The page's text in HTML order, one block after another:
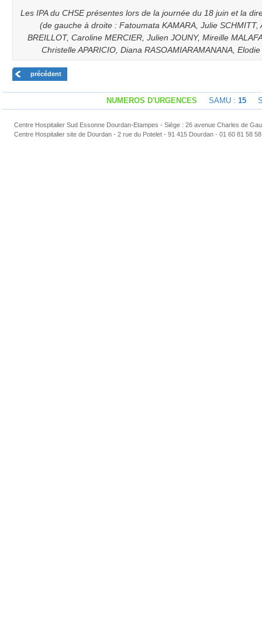
Les IPA du CHSE présentes lors de la journée du 18 juin et la
(de gauche à droite : Fatoumata KAMARA, Julie SCHMITT,
BREILLOT, Caroline MERCIER, Julien JOUNY, Mireille
Christelle APARICIO, Diana RASOAMIARAMANANA,
précédent
NUMEROS D'URGENCES SAMU : 15
Centre Hospitalier Sud Essonne Dourdan-Etampes - Siège : 26 avenue Charles de
Centre Hospitalier site de Dourdan - 2 rue du Potelet - 91 415 Dourdan - 01 60 81 58 58